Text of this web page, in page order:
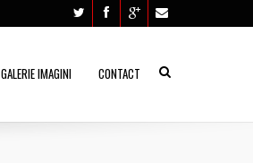
GALERIE IMAGINI CONTACT